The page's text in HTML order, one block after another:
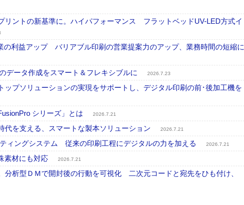
ントの新基準に。ハイパフォーマンス フラットベッドUV-LED方式イ
利益アップ バリアブル印刷の営業提案力のアップ、業務時間の短縮に
ータ作成をスマート＆フレキシブルに 2026.7.23
プソリューションの実現をサポートし、デジタル印刷の前･後加工機を
シリーズ」とは 2026.7.21
を支える、スマートな製本ソリューション 2026.7.21
ィングシステム 従来の印刷工程にデジタルの力を加える 2026.7.21
素材にも対応 2026.7.21
析型ＤＭで開封後の行動を可視化 二次元コードと宛先をひも付け、